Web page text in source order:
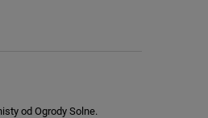
od Ogrody Solne.